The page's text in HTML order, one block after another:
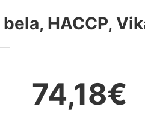
HACCP,
74,18€